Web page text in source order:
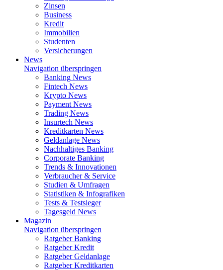
Zinsen
Business
Kredit
Immobilien
Studenten
Versicherungen
News
Navigation überspringen
Banking News
Fintech News
Krypto News
Payment News
Trading News
Insurtech News
Kreditkarten News
Geldanlage News
Nachhaltiges Banking
Corporate Banking
Trends & Innovationen
Verbraucher & Service
Studien & Umfragen
Statistiken & Infografiken
Tests & Testsieger
Tagesgeld News
Magazin
Navigation überspringen
Ratgeber Banking
Ratgeber Kredit
Ratgeber Geldanlage
Ratgeber Kreditkarten